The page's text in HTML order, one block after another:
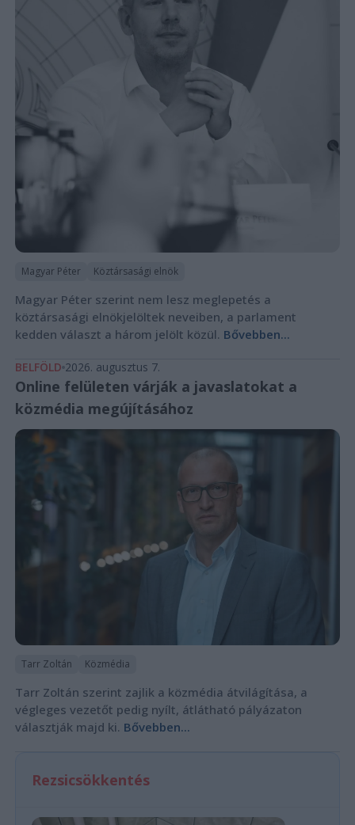
Magyar Péter Köztársasági elnök
Magyar Péter szerint nem lesz meglepetés a
köztársasági elnökjelöltek neveiben, a parlament
kedden választ a három jelölt közül. Bővebben...
BELFÖLD 2026. augusztus 7.
Online felületen várják a javaslatokat a
közmédia megújításához
Tarr Zoltán Közmédia
Tarr Zoltán szerint zajlik a közmédia átvilágítása, a
végleges vezetőt pedig nyílt, átlátható pályázaton
választják majd ki. Bővebben...
Rezsicsökkentés